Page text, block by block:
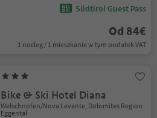
Südtirol Guest Pass
Od 84€
1 nocleg / 1 mieszkanie w tym podatek VAT
Bike & Ski Hotel Diana
Welschnofen/Nova Levante, Dolomites Region
Eggental